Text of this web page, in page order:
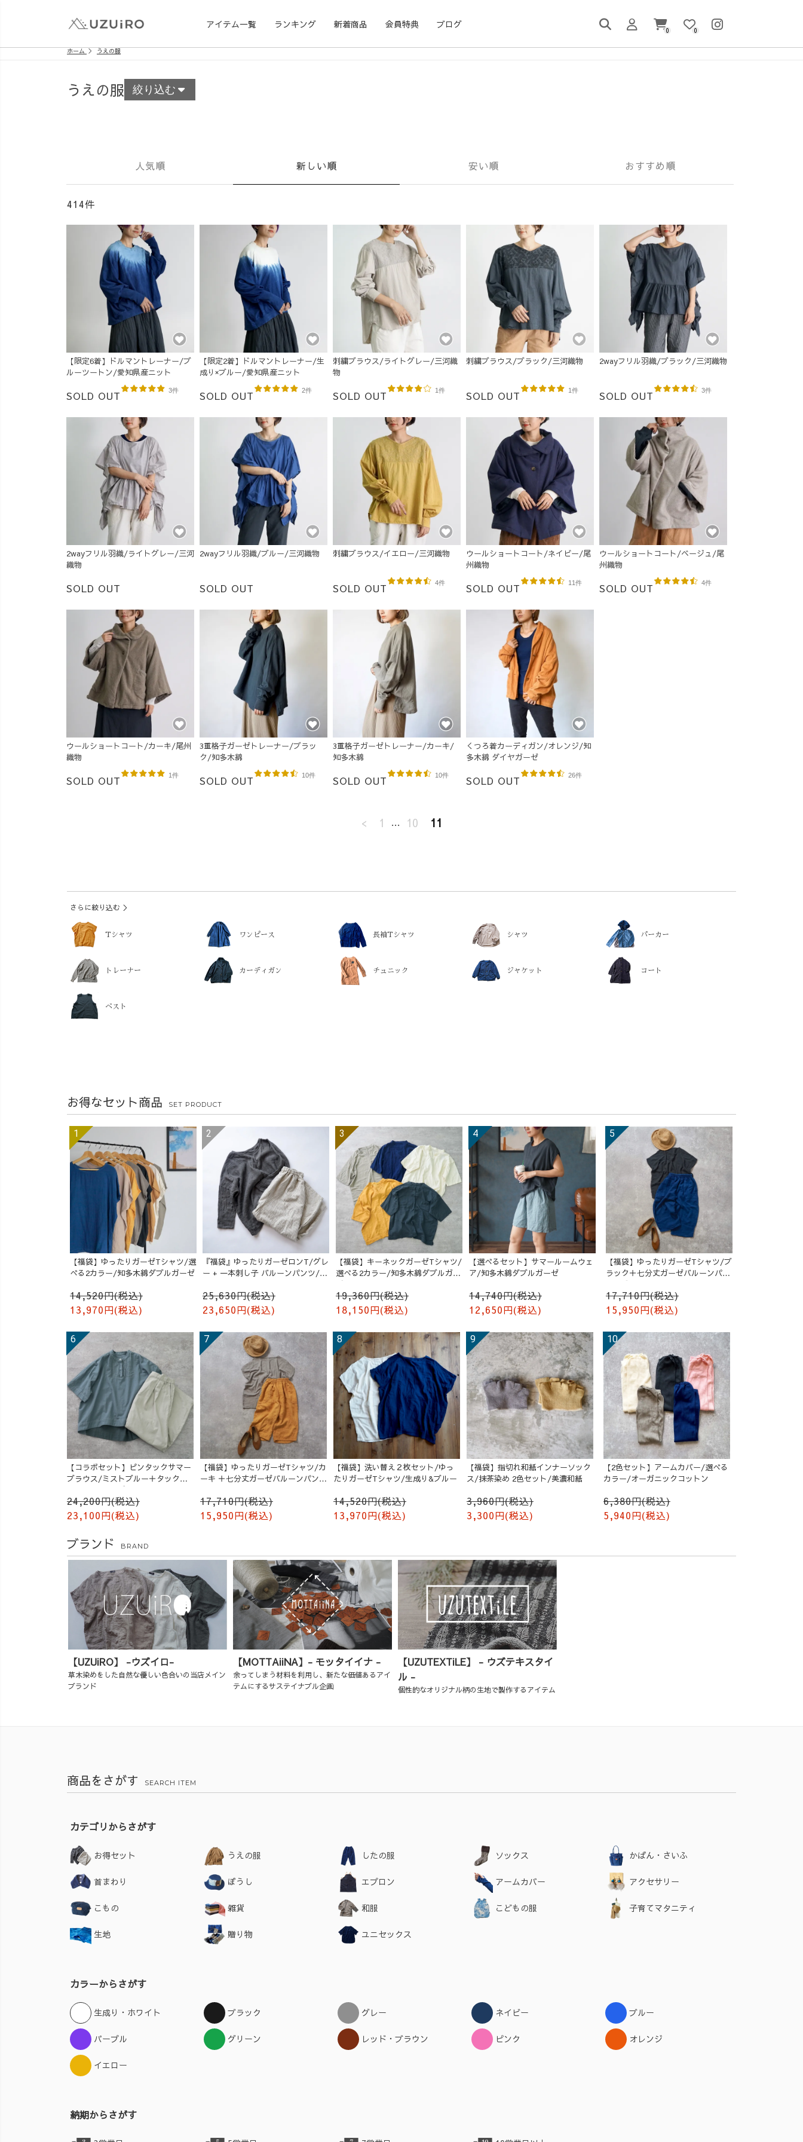
アイテム一覧 ランキング 新着商品 会員特典 ブログ
0 0
ホーム うえの服
うえの服 絞り込む
人気順 新しい順 安い順 おすすめ順
414件
【限定6着】ドルマントレーナー/ブ
ルーツートン/愛知県産ニット
SOLD OUT 3件
【限定2着】ドルマントレーナー/生
成り×ブルー/愛知県産ニット
SOLD OUT 2件
刺繍ブラウス/ライトグレー/三河織
物
SOLD OUT 1件
刺繍ブラウス/ブラック/三河織物
SOLD OUT 1件
2wayフリル羽織/ブラック/三河織物
SOLD OUT 3件
2wayフリル羽織/ライトグレー/三河
織物
SOLD OUT
2wayフリル羽織/ブルー/三河織物
SOLD OUT
刺繍ブラウス/イエロー/三河織物
SOLD OUT 4件
ウールショートコート/ネイビー/尾
州織物
SOLD OUT 11件
ウールショートコート/ベージュ/尾
州織物
SOLD OUT 4件
ウールショートコート/カーキ/尾州
織物
SOLD OUT 1件
3重格子ガーゼトレーナー/ブラッ
ク/知多木綿
SOLD OUT 10件
3重格子ガーゼトレーナー/カーキ/
知多木綿
SOLD OUT 10件
くつろ着カーディガン/オレンジ/知
多木綿 ダイヤガーゼ
SOLD OUT 26件
< 1 … 10 11
さらに絞り込む ＞
Tシャツ ワンピース 長袖Tシャツ シャツ パーカー
トレーナー カーディガン チュニック ジャケット コート
ベスト
お得なセット商品 SET PRODUCT
【福袋】ゆったりガーゼTシャツ/選
べる2カラー/知多木綿ダブルガーゼ
14,520円(税込)
13,970円(税込)
『福袋』ゆったりガーゼロンT/グレ
ー + 一本刺し子 バルーンパンツ/生
25,630円(税込)
23,650円(税込)
【福袋】キーネックガーゼTシャツ/
選べる2カラー/知多木綿ダブルガー
ゼ
19,360円(税込)
18,150円(税込)
【選べるセット】サマールームウェ
ア/知多木綿ダブルガーゼ
14,740円(税込)
12,650円(税込)
【福袋】ゆったりガーゼTシャツ/ブ
ラック＋七分丈ガーゼバルーンパン
ツ /ブルー
17,710円(税込)
15,950円(税込)
【コラボセット】ピンタックサマー
ブラウス/ミストブルー＋タックバ
ルーンパンツ/グレージュ
24,200円(税込)
23,100円(税込)
【福袋】ゆったりガーゼTシャツ/カ
ーキ ＋七分丈ガーゼバルーンパンツ
17,710円(税込)
15,950円(税込)
【福袋】洗い替え２枚セット/ゆっ
たりガーゼTシャツ/生成り&ブルー
14,520円(税込)
13,970円(税込)
【福袋】指切れ和紙インナーソック
ス/抹茶染め 2色セット/美濃和紙
3,960円(税込)
3,300円(税込)
【2色セット】アームカバー/選べる
カラー/オーガニックコットン
6,380円(税込)
5,940円(税込)
ブランド BRAND
【UZUiRO】 -ウズイロ-
草木染めをした自然な優しい色合いの当店メイン
ブランド
【MOTTAiiNA】- モッタイイナ -
余ってしまう材料を利用し、新たな価値あるアイ
テムにするサステイナブル企画
【UZUTEXTiLE】 - ウズテキスタイ
ル -
個性的なオリジナル柄の生地で製作するアイテム
商品をさがす SEARCH ITEM
カテゴリからさがす
お得セット うえの服 したの服 ソックス かばん・さいふ
首まわり ぼうし エプロン アームカバー アクセサリー
こもの 雑貨 和服 こどもの服 子育てマタニティ
生地 贈り物 ユニセックス
カラーからさがす
生成り・ホワイト ブラック グレー ネイビー ブルー
パープル グリーン レッド・ブラウン ピンク オレンジ
イエロー
納期からさがす